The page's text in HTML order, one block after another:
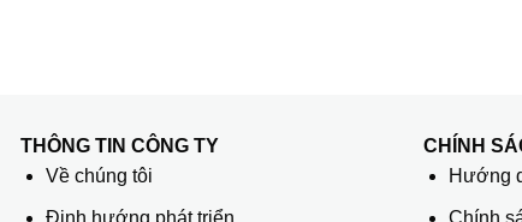
THÔNG TIN CÔNG TY
Về chúng tôi
Định hướng phát triển
CHÍNH
Hướng
Chính